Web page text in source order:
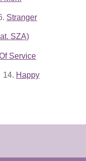
Stranger
SZA)
Service
14. Happy